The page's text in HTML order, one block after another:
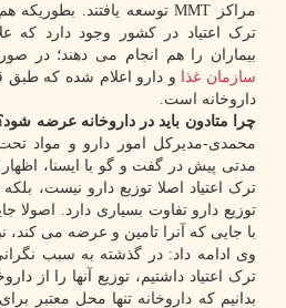
ترک اعتیاد در کشور وجود دارد که
بیماران را هم انجام می دهند؛ در
سازمان غذا و دارو اعلام شده که طبق
داروخانه است.
چرا متادون باید در داروخانه عرضه
محمدی-مدیرکل امور دارو و مواد
مدتی پیش در گفت و گو با ایسنا،
ترک اعتیاد اصلا توزیع دارو نیست،
توزیع دارو تفاوت بسیاری دارد. اصولا
با جایی که آنرا تامین و عرضه می کند،
وی ادامه داد: در گذشته به سبب
ترک اعتیاد داشتیم، توزیع آنها را از
بدانیم که داروخانه تنها محل معتبر